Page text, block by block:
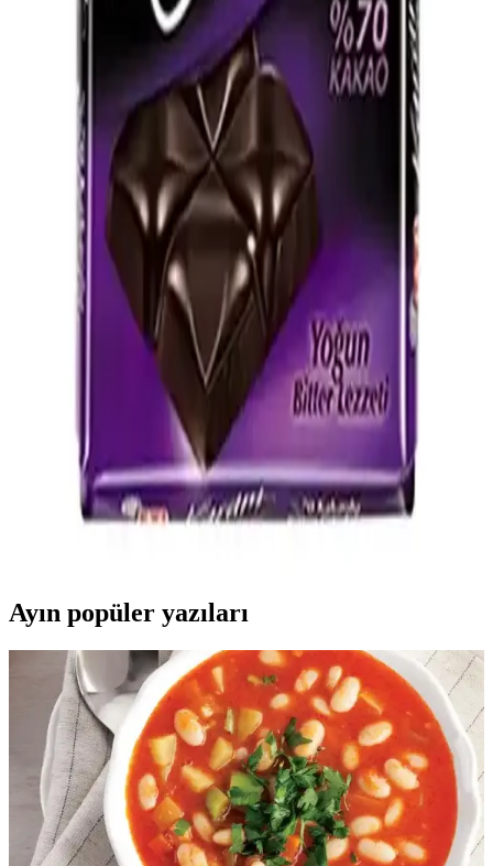
Gürsoy Bitter Fındık Kreması Hakkında Mevcut
Bilgiler ve Genel Değerlendirme
Gürsoy Bitter Fındık Kreması hakkında çevrimiçi kaynaklarda sınırlı
bilgi bulunuyor. Ürün özellikleri, kullanım alanları ve piyasa
konumu hakkında somut verilere erişim mümkün değil.
%60 Kakao Oranlı Bitter Çikolata: Lezzet ve Sağlık
Dengesi Sağlayan Seçenek
%60 kakao oranına sahip bitter çikolatalar, dengeli tat ve sağlık
avantajlarıyla öne çıkar. Yoğun kakao tadı ve kremsi dokusu ile tatlı
severler ve sağlıklı yaşam arayanlar için ideal bir tercih.
Nestlé Çikolata Çeşitleri ve Tüketim Alışkanlıkları
Nestlé'nin çeşitli çikolata ürünleri, tüketim alışkanlıkları ve kullanım
alanları hakkında detaylı bilgi içerir.
70 Gram Bitter Çikolatanın Kalori ve Besin
Değerleri Üzerine Detaylı Analiz
70 gram bitter çikolatanın kalori değeri 350-420 arasında değişirken,
kakao oranı arttıkça kalori 550-600 aralığına çıkabiliyor. Eti Karam
Ayın popüler yazıları